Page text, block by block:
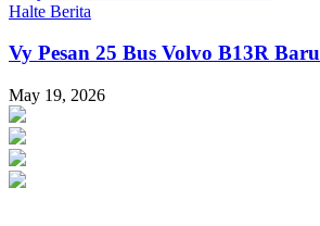
Halte Berita
Vy Pesan 25 Bus Volvo B13R Baru
May 19, 2026